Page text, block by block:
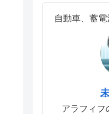
自動車、蓄
アラフィフ